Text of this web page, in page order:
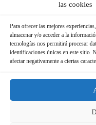
las cookies
Para ofrecer las mejores
almacenar y/o acceder a la
tecnologías nos permitirá procesar
identificaciones únicas en este sitio.
afectar negativamente a ciertas